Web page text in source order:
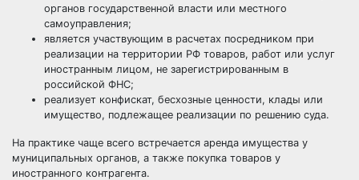
органов государственной власти или местного
самоуправления;
является участвующим в расчетах посредником при
реализации на территории РФ товаров, работ или услуг
иностранным лицом, не зарегистрированным в
российской ФНС;
реализует конфискат, бесхозные ценности, клады или
имущество, подлежащее реализации по решению суда.
На практике чаще всего встречается аренда имущества у
муниципальных органов, а также покупка товаров у
иностранного контрагента.